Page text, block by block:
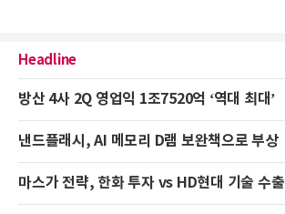
Headline
방산 4사 2Q 영업익 1조7520억 ‘역대 최대’
낸드플래시, AI 메모리 D램 보완책으로 부상
마스가 전략, 한화 투자 vs HD현대 기술 수출